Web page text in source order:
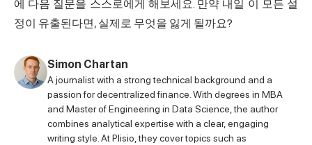
에 다음 질문을 스스로에게 해보세요. 만약 내일 이 모든 설
정이 유출된다면, 실제로 무엇을 잃게 될까요?
Simon Chartan
A journalist with a strong technical background and a
passion for decentralized finance. With degrees in MBA
and Master of Engineering in Data Science, the author
combines analytical expertise with a clear, engaging
writing style. At Plisio, they cover topics such as